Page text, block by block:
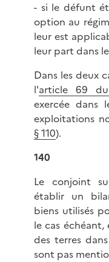
- si le défunt
option au
leur est
leur part dans
Dans les deux
l'article 69
exercée dans
exploitations
§ 110).
140
Le conjoint
établir un
biens utilisés
le cas
des terres
sont pas